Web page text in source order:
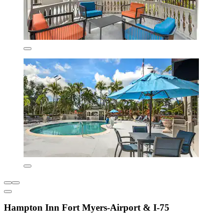
Hampton Inn Fort Myers-Airport & I-75